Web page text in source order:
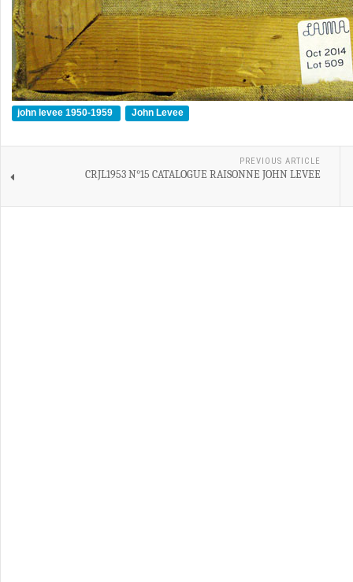
john levee 1950-1959 John Levee
PREVIOUS ARTICLE
CRJL1953 N°15 CATALOGUE RAISONNE JOHN LEVEE